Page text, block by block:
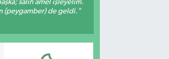
sâlih amel işleyelim.
(peygamber) de geldi."